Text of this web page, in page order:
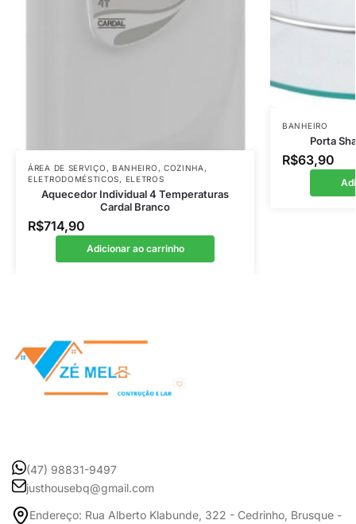
ÁREA DE SERVIÇO , BANHEIRO , COZINHA,
ELETRODOMÉSTICOS, ELETROS
Aquecedor Individual 4 Temperaturas
Cardal Branco
R$714,90
Adicionar ao carrinho
BANHEIRO
Porta
R$63,90
(47) 98831-9497
justhousebq@gmail.com
Endereço: Rua Alberto Klabunde, 322 - Cedrinho, Brusque -